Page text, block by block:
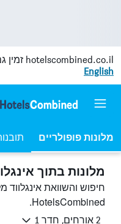
hotelscombined.co.il זמין
English
מלונות פופולריים
מלונות בתוך
חיפוש והשוואת
HotelsCombined.
2 אורחים, חדר 1